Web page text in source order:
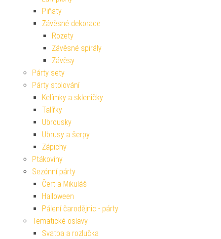
Piňaty
Závěsné dekorace
Rozety
Závěsné spirály
Závěsy
Párty sety
Párty stolování
Kelímky a skleničky
Talířky
Ubrousky
Ubrusy a šerpy
Zápichy
Ptákoviny
Sezónní párty
Čert a Mikuláš
Halloween
Pálení čarodějnic - párty
Tematické oslavy
Svatba a rozlučka